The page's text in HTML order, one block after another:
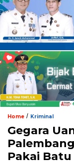
Home / Kriminal
Gegara
Pakai Batu